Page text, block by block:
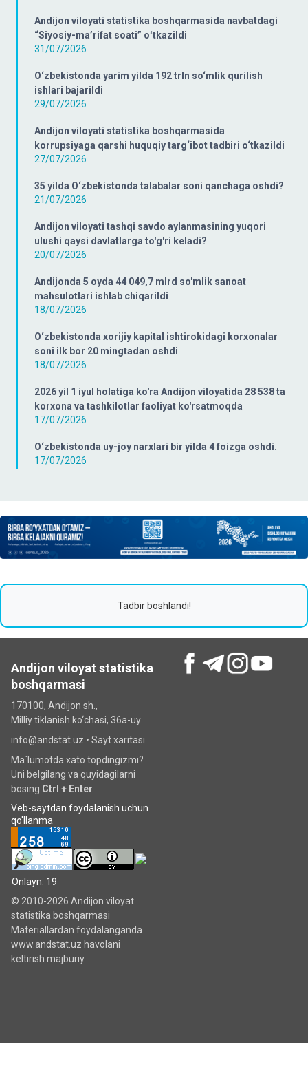
Andijon viloyati statistika boshqarmasida navbatdagi
“Siyosiy-ma’rifat soati” oʻtkazildi
31/07/2026
O‘zbekistonda yarim yilda 192 trln so‘mlik qurilish
ishlari bajarildi
29/07/2026
Andijon viloyati statistika boshqarmasida
korrupsiyaga qarshi huquqiy targ‘ibot tadbiri o‘tkazildi
27/07/2026
35 yilda O‘zbekistonda talabalar soni qanchaga oshdi?
21/07/2026
Andijon viloyati tashqi savdo aylanmasining yuqori
ulushi qaysi davlatlarga to'g'ri keladi?
20/07/2026
Andijonda 5 oyda 44 049,7 mlrd so'mlik sanoat
mahsulotlari ishlab chiqarildi
18/07/2026
O‘zbekistonda xorijiy kapital ishtirokidagi korxonalar
soni ilk bor 20 mingtadan oshdi
18/07/2026
2026 yil 1 iyul holatiga ko'ra Andijon viloyatida 28 538 ta
korxona va tashkilotlar faoliyat ko'rsatmoqda
17/07/2026
O‘zbekistonda uy-joy narxlari bir yilda 4 foizga oshdi.
17/07/2026
Tadbir boshlandi!
Andijon viloyat statistika
boshqarmasi
170100, Andijon sh.,
Milliy tiklanish ko‘chаsi, 36a-uy
info@andstat.uz • Sayt xaritasi
Ma`lumotda xato topdingizmi?
Uni belgilang va quyidagilarni
bosing Ctrl + Enter
Veb-saytdan foydalanish uchun
qo'llanma
Onlayn: 19
© 2010-2026 Andijon viloyat
statistika boshqarmasi
Materiallardan foydalanganda
www.andstat.uz havolani
keltirish majburiy.